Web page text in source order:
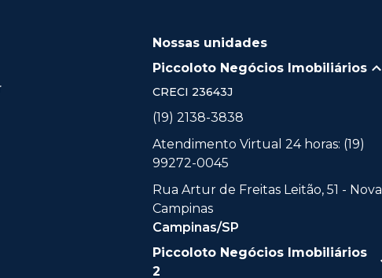
Nossas unidades
Piccoloto Negócios Imobiliários
CRECI 23643J
(19) 2138-3838
Atendimento Virtual 24 horas: (19)
99272-0045
Rua Artur de Freitas Leitão, 51 - Nova
Campinas
Campinas/SP
Piccoloto Negócios Imobiliários
2